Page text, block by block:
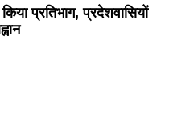
प्रतिभाग, प्रदेशवासियों